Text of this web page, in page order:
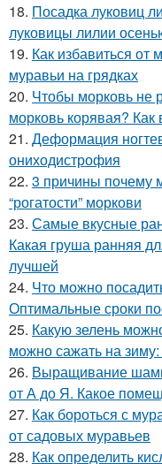
18. Посадка луковиц
луковицы лилии
19. Как избавиться от
муравьи на грядках
20. Чтобы морковь не
морковь корявая?
21. Деформация
ониходистрофия
22. 3 причины почему
“рогатости” моркови
23. Самые вкусные
Какая груша ранняя
лучшей
24. Что можно
Оптимальные сроки
25. Какую зелень
можно сажать на
26. Выращивание
от А до Я. Какое
27. Как бороться с
от садовых муравьев
28. Как определить